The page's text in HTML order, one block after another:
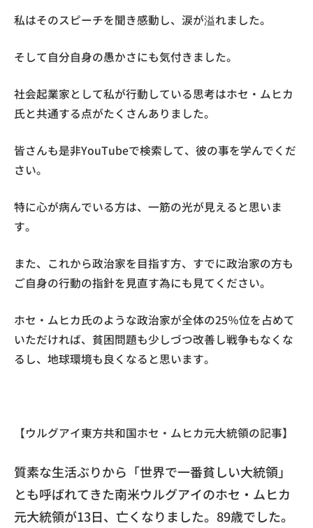
私はそのスピーチを聞き感動し、涙が溢れました。
そして自分自身の愚かさにも気付きました。
社会起業家として私が行動している思考はホセ・ムヒカ
氏と共通する点がたくさんありました。
皆さんも是非YouTubeで検索して、彼の事を学んでくだ
さい。
特に心が病んでいる方は、一筋の光が見えると思いま
す。
また、これから政治家を目指す方、すでに政治家の方も
ご自身の行動の指針を見直す為にも見てください。
ホセ・ムヒカ氏のような政治家が全体の25％位を占めて
いただければ、貧困問題も少しづつ改善し戦争もなくな
るし、地球環境も良くなると思います。
【ウルグアイ東方共和国ホセ・ムヒカ元大統領の記事】
質素な生活ぶりから「世界で一番貧しい大統領」
とも呼ばれてきた南米ウルグアイのホセ・ムヒカ
元大統領が13日、亡くなりました。89歳でした。